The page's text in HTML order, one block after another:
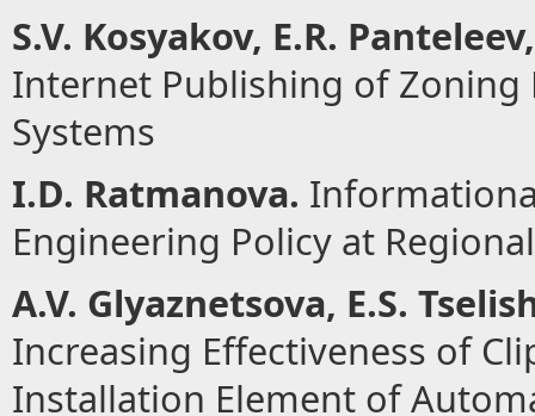
S.V. Kosyakov, E.R.
Internet Publishing of Zoning
Systems
I.D. Ratmanova.
Engineering Policy at
A.V. Glyaznetsova, E.S.
Increasing Effectiveness of
Installation Element of